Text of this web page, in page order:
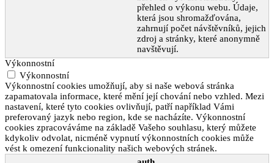
přehled o výkonu webu. Údaje,
která jsou shromažďována,
zahrnují počet návštěvníků, jejich
zdroj a stránky, které anonymně
navštěvují.
Výkonnostní
Výkonnostní
Výkonnostní cookies umožňují, aby si naše webová stránka
zapamatovala informace, které mění její chování nebo vzhled. Mezi
nastavení, které tyto cookies ovlivňují, patří například Vámi
preferovaný jazyk nebo region, kde se nacházíte. Výkonnostní
cookies zpracováváme na základě Vašeho souhlasu, který můžete
kdykoliv odvolat, nicméně vypnutí výkonnostních cookies může
vést k omezení funkcionality našich webových stránek.